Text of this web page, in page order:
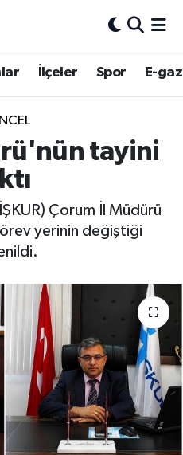
İlçeler Spor E-
tayini
Çorum İl Müdürü
yerinin değiştiği
ve Fikstür